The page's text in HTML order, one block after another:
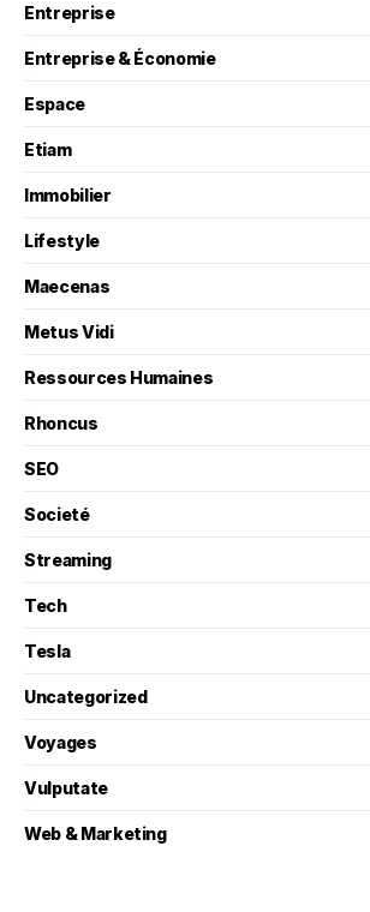
Entreprise
Entreprise & Économie
Espace
Etiam
Immobilier
Lifestyle
Maecenas
Metus Vidi
Ressources Humaines
Rhoncus
SEO
Societé
Streaming
Tech
Tesla
Uncategorized
Voyages
Vulputate
Web & Marketing